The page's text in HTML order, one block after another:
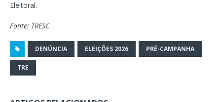
Eleitoral.
Fonte: TRESC
DENÚNCIA ELEIÇÕES 2026 PRÉ-CAMPANHA
TRE